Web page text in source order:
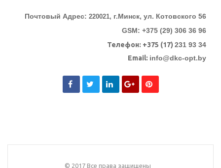
Почтовый Адрес: 220021, г.Минск, ул. Котовского 56
GSM: +375 (29) 306 36 96
Телефон: +375 (17) 231 93 34
Email: info@dkc-opt.by
© 2017 Все права защищены